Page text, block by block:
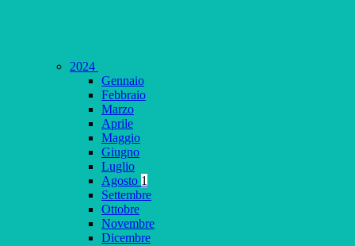
2024
Gennaio
Febbraio
Marzo
Aprile
Maggio
Giugno
Luglio
Agosto 1
Settembre
Ottobre
Novembre
Dicembre